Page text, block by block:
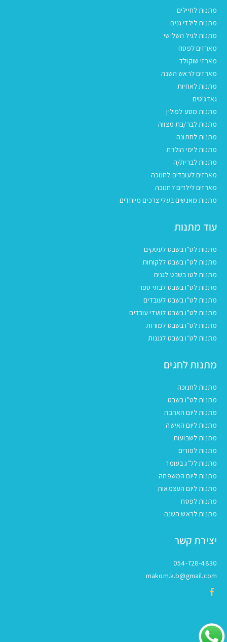
מתנות לחיילים
מתנות לילדי גנים
מתנות לגיל השלישי
מארזים לפסח
מארזי שוקולד
מארזים לראש השנה
מתנות לאחיות
גאדג'טים
מתנות מסע לפולין
מתנות לבר/בת מצווה
מתנות לחתונה
מתנות לימי הולדת
מתנות לברית/ה
מארזים לעובדים לחנוכה
מארזים לילדים לחנוכה
מתנות מאנשים בעלי צרכים מיוחדים
עוד מתנות
מתנות לט"ו בשבט לעסקים
מתנות לט"ו בשבט ללקוחות
מתנות לטו בשבט לגנים
מתנות לט"ו בשבט לבתי ספר
מתנות לט"ו בשבט לעובדים
מתנות לט"ו בשבט לוועדי עובדים
מתנות לט״ו בשבט למורות
מתנות לט״ו בשבט לגננות
מתנות לחגים
מתנות לחנוכה
מתנות לט"ו בשבט
מתנות ליום האהבה
מתנות ליום האישה
מתנות לשבועות
מתנות לפורים
מתנות לל"ג בעומר
מתנות ליום המשפחה
מתנות ליום העצמאות
מתנות לפסח
מתנות לראש השנה
יצירת קשר
054-728-4830
makom.k.b@gmail.com